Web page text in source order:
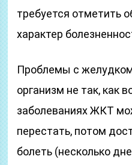
требуется отметить
характер
Проблемы с
организм не так, как
заболеваниях ЖКТ
перестать, потом
болеть (несколько